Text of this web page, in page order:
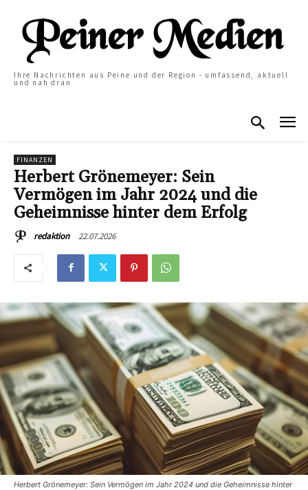
Ihre Nachrichten aus Peine und der Region - umfassend, aktuell
und nah dran
FINANZEN
Herbert Grönemeyer: Sein
Vermögen im Jahr 2024 und die
Geheimnisse hinter dem Erfolg
redaktion 22.07.2026
Herbert Grönemeyer: Sein Vermögen im Jahr 2024 und die Geheimnisse hinter